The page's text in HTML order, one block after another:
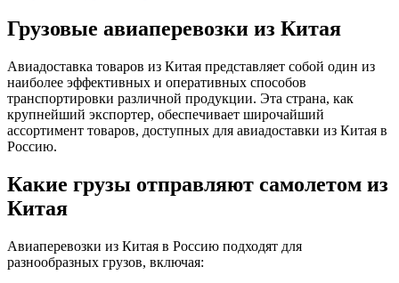
Грузовые авиаперевозки из Китая
Авиадоставка товаров из Китая представляет собой один из
наиболее эффективных и оперативных способов
транспортировки различной продукции. Эта страна, как
крупнейший экспортер, обеспечивает широчайший
ассортимент товаров, доступных для авиадоставки из Китая в
Россию.
Какие грузы отправляют самолетом из
Китая
Авиаперевозки из Китая в Россию подходят для
разнообразных грузов, включая: